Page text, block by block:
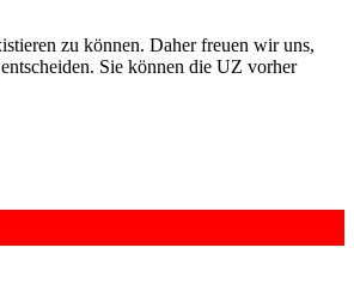
zu können. Daher freuen wir uns,
Sie können die UZ vorher